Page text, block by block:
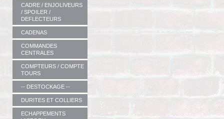
CADRE / ENJOLIVEURS
/ SPOILER /
DEFLECTEURS
CADENAS
COMMANDES
CENTRALES
COMPTEURS / COMPTE
TOURS
-- DESTOCKAGE --
DURITES ET COLLIERS
ECHAPPEMENTS